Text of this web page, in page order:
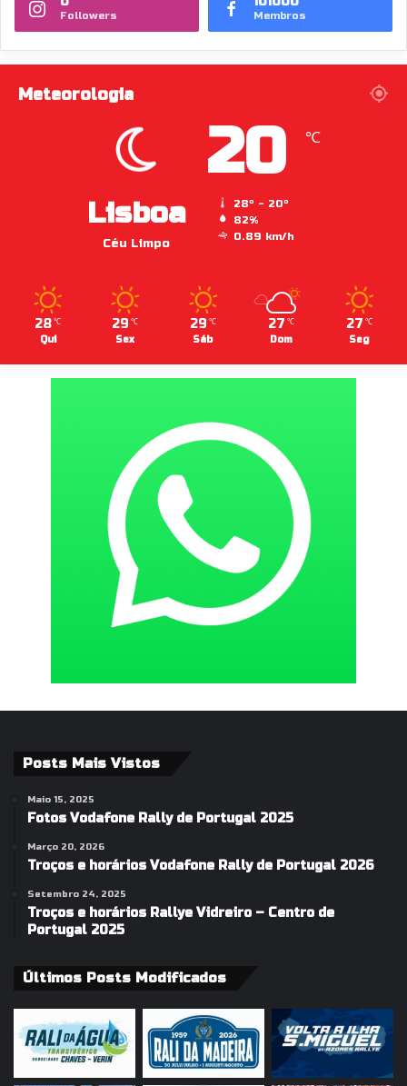
Followers Membros
Meteorologia
Lisboa
Céu Limpo
20 ℃
28º - 20º
82%
0.89 km/h
28 ℃
Qui
29 ℃
Sex
29 ℃
Sáb
27 ℃
Dom
27 ℃
Seg
Posts Mais Vistos
Maio 15, 2025
Fotos Vodafone Rally de Portugal 2025
Março 20, 2026
Troços e horários Vodafone Rally de Portugal 2026
Setembro 24, 2025
Troços e horários Rallye Vidreiro – Centro de
Portugal 2025
Últimos Posts Modificados